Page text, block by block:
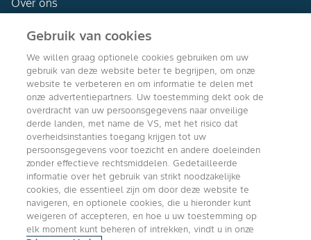
Over ons
Agro Bayer
Nederland
Volg ons
Gebruik van cookies
We willen graag optionele cookies gebruiken om uw
gebruik van deze website beter te begrijpen, om onze
website te verbeteren en om informatie te delen met
onze advertentiepartners. Uw toestemming dekt ook de
overdracht van uw persoonsgegevens naar onveilige
derde landen, met name de VS, met het risico dat
overheidsinstanties toegang krijgen tot uw
persoonsgegevens voor toezicht en andere doeleinden
zonder effectieve rechtsmiddelen. Gedetailleerde
informatie over het gebruik van strikt noodzakelijke
cookies, die essentieel zijn om door deze website te
navigeren, en optionele cookies, die u hieronder kunt
weigeren of accepteren, en hoe u uw toestemming op
elk moment kunt beheren of intrekken, vindt u in onze